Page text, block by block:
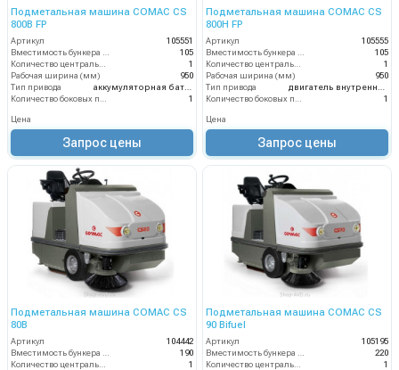
Подметальная машина COMAC CS
800B FP
Артикул
105551
Вместимость бункера (л)
105
Количество центральных мусоросборных валиков (шт)
1
Рабочая ширина (мм)
950
Тип привода
аккумуляторная батарея
Количество боковых подметальных щёток (шт)
1
Цена
Запрос цены
Подметальная машина COMAC CS
800H FP
Артикул
105555
Вместимость бункера (л)
105
Количество центральных мусоросборных валиков (шт)
1
Рабочая ширина (мм)
950
Тип привода
двигатель внутреннего сгорания
Количество боковых подметальных щёток (шт)
1
Цена
Запрос цены
Подметальная машина COMAC CS
80B
Артикул
104442
190
1
Подметальная машина COMAC CS
90 Bifuel
Артикул
105195
220
1